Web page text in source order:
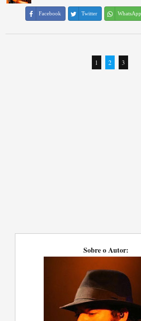
Facebook Twitter WhatsApp
1 2 3
Sobre o Autor: